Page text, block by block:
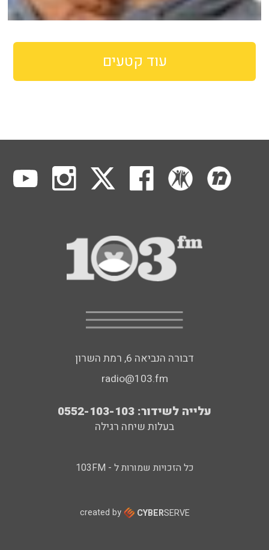
עוד קטעים
דבורה הנביאה 6, רמת השרון
radio@103.fm
עלייה לשידור: 0552-103-103
בעלות שיחה רגילה
כל הזכויות שמורות ל - 103FM
created by CYBERSERVE